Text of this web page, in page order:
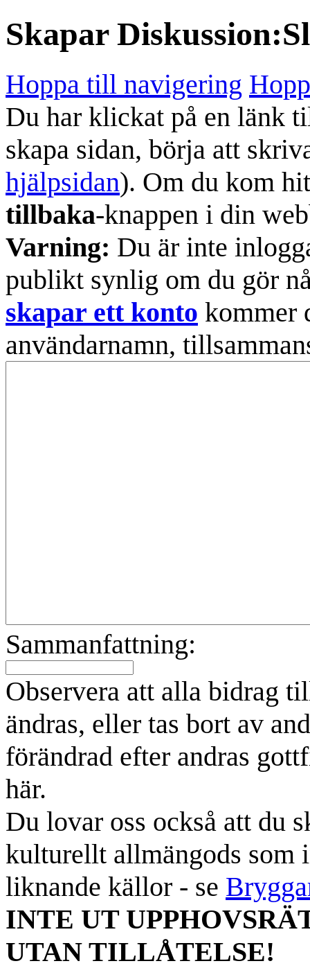
Skapar
Hoppa till navigering
Du har klickat på en länk
skapa sidan, börja att
hjälpsidan). Om du kom
tillbaka-knappen i din
Varning: Du är inte
publikt synlig om du gör
skapar ett konto kommer
användarnamn,
Sammanfattning:
Observera att alla bidrag
ändras, eller tas bort av
förändrad efter andras
här.
Du lovar oss också att du
kulturellt allmängods som
liknande källor - se
INTE UT
UTAN TILLÅTELSE!